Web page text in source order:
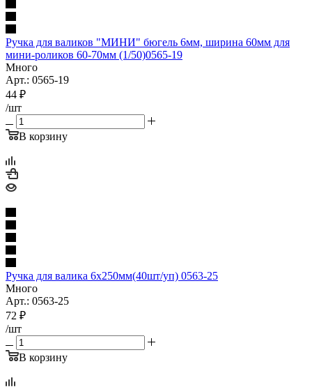
Ручка для валиков "МИНИ" бюгель 6мм, ширина 60мм для
мини-роликов 60-70мм (1/50)0565-19
Много
Арт.: 0565-19
44 ₽
/шт
В корзину
Ручка для валика 6х250мм(40шт/уп) 0563-25
Много
Арт.: 0563-25
72 ₽
/шт
В корзину